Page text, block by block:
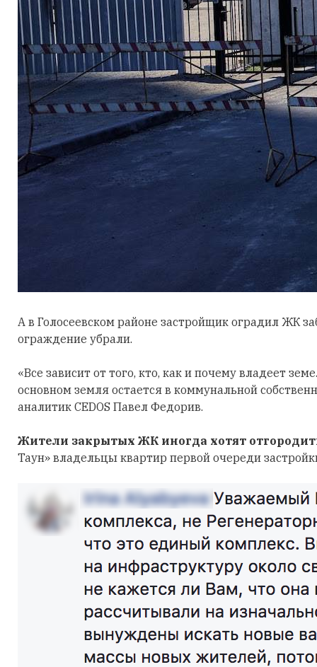
А в Голосеевском районе застройщик оградил ЖК
ограждение убрали.
«Все зависит от того, кто, как и почему владеет
основном земля остается в коммунальной
аналитик CEDOS Павел Федорив.
Жители закрытых ЖК иногда хотят
Таун» владельцы квартир первой очереди